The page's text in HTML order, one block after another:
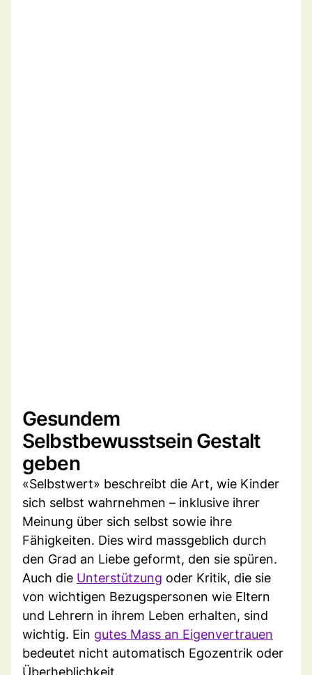
Gesundem
Selbstbewusstsein Gestalt
geben
«Selbstwert» beschreibt die Art, wie Kinder
sich selbst wahrnehmen – inklusive ihrer
Meinung über sich selbst sowie ihre
Fähigkeiten. Dies wird massgeblich durch
den Grad an Liebe geformt, den sie spüren.
Auch die Unterstützung oder Kritik, die sie
von wichtigen Bezugspersonen wie Eltern
und Lehrern in ihrem Leben erhalten, sind
wichtig. Ein gutes Mass an Eigenvertrauen
bedeutet nicht automatisch Egozentrik oder
Überheblichkeit.